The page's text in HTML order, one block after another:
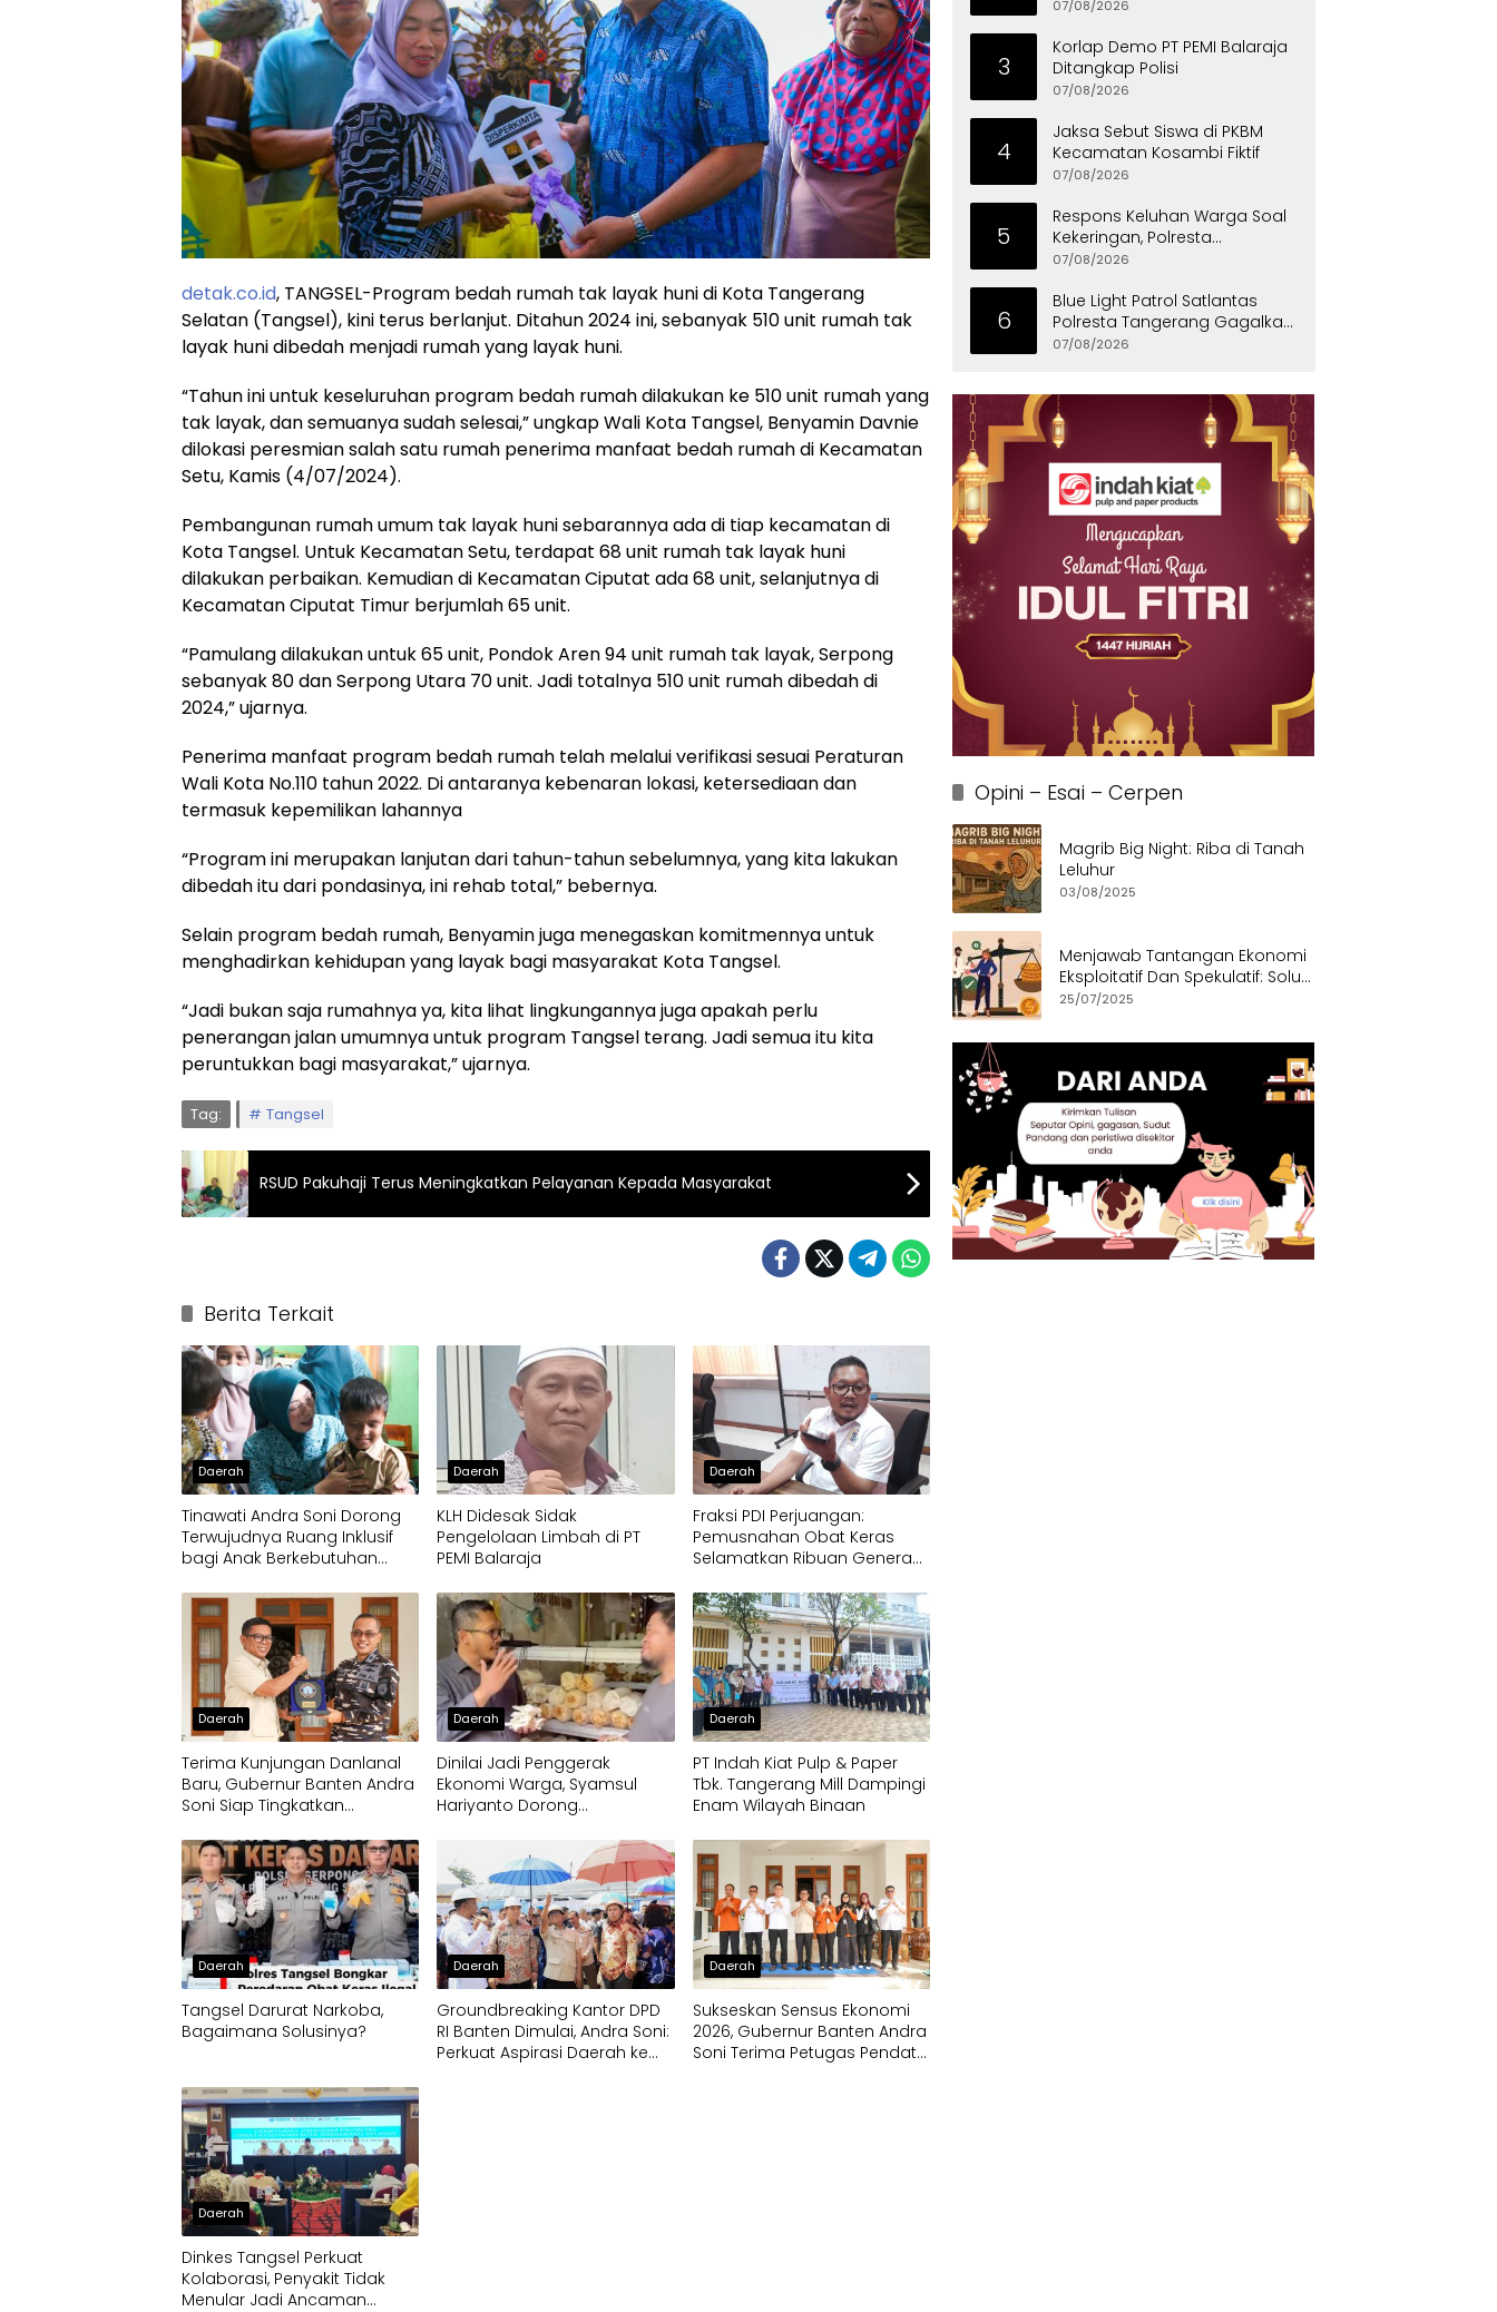
detak.co.id, TANGSEL-Program bedah rumah tak layak huni di Kota Tangerang
Selatan (Tangsel), kini terus berlanjut. Ditahun 2024 ini, sebanyak 510 unit rumah tak
layak huni dibedah menjadi rumah yang layak huni.
“Tahun ini untuk keseluruhan program bedah rumah dilakukan ke 510 unit rumah yang
tak layak, dan semuanya sudah selesai,” ungkap Wali Kota Tangsel, Benyamin Davnie
dilokasi peresmian salah satu rumah penerima manfaat bedah rumah di Kecamatan
Setu, Kamis (4/07/2024).
Pembangunan rumah umum tak layak huni sebarannya ada di tiap kecamatan di
Kota Tangsel. Untuk Kecamatan Setu, terdapat 68 unit rumah tak layak huni
dilakukan perbaikan. Kemudian di Kecamatan Ciputat ada 68 unit, selanjutnya di
Kecamatan Ciputat Timur berjumlah 65 unit.
“Pamulang dilakukan untuk 65 unit, Pondok Aren 94 unit rumah tak layak, Serpong
sebanyak 80 dan Serpong Utara 70 unit. Jadi totalnya 510 unit rumah dibedah di
2024,” ujarnya.
Penerima manfaat program bedah rumah telah melalui verifikasi sesuai Peraturan
Wali Kota No.110 tahun 2022. Di antaranya kebenaran lokasi, ketersediaan dan
termasuk kepemilikan lahannya
“Program ini merupakan lanjutan dari tahun-tahun sebelumnya, yang kita lakukan
dibedah itu dari pondasinya, ini rehab total,” bebernya.
Selain program bedah rumah, Benyamin juga menegaskan komitmennya untuk
menghadirkan kehidupan yang layak bagi masyarakat Kota Tangsel.
“Jadi bukan saja rumahnya ya, kita lihat lingkungannya juga apakah perlu
penerangan jalan umumnya untuk program Tangsel terang. Jadi semua itu kita
peruntukkan bagi masyarakat,” ujarnya.
Tag: Tangsel
RSUD Pakuhaji Terus Meningkatkan Pelayanan Kepada Masyarakat
Berita Terkait
Daerah
Tinawati Andra Soni Dorong
Terwujudnya Ruang Inklusif
bagi Anak Berkebutuhan
Daerah
KLH Didesak Sidak
Pengelolaan Limbah di PT
PEMI Balaraja
Daerah
Fraksi PDI Perjuangan:
Pemusnahan Obat Keras
Selamatkan Ribuan Generasi
Daerah
Terima Kunjungan Danlanal
Baru, Gubernur Banten Andra
Soni Siap Tingkatkan
Daerah
Dinilai Jadi Penggerak
Ekonomi Warga, Syamsul
Hariyanto Dorong
Jamur Crispy di Serpong
Daerah
PT Indah Kiat Pulp & Paper
Tbk. Tangerang Mill Dampingi
Enam Wilayah Binaan
Daerah
Tangsel Darurat Narkoba,
Bagaimana Solusinya?
Daerah
Groundbreaking Kantor DPD
RI Banten Dimulai, Andra Soni:
Perkuat Aspirasi Daerah ke
Daerah
Sukseskan Sensus Ekonomi
2026, Gubernur Banten Andra
Soni Terima Petugas Pendata
Daerah
Dinkes Tangsel Perkuat
Kolaborasi, Penyakit Tidak
Menular Jadi Ancaman
07/08/2026
3
Korlap Demo PT PEMI Balaraja
Ditangkap Polisi
07/08/2026
4
Jaksa Sebut Siswa di PKBM
Kecamatan Kosambi Fiktif
07/08/2026
5
Respons Keluhan Warga Soal
Kekeringan, Polresta
Tangerang Salurkan Bantuan
07/08/2026
6
Blue Light Patrol Satlantas
Polresta Tangerang Gagalkan
Aksi Curanmor, Dua Pria
07/08/2026
Opini – Esai – Cerpen
Magrib Big Night: Riba di Tanah
Leluhur
03/08/2025
Menjawab Tantangan Ekonomi
Eksploitatif Dan Spekulatif: Solusi
Etis dan Berkeadilan
25/07/2025